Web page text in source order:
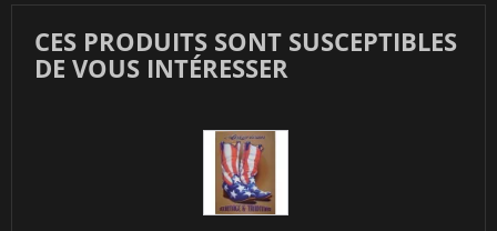
CES PRODUITS SONT SUSCEPTIBLES
DE VOUS INTÉRESSER